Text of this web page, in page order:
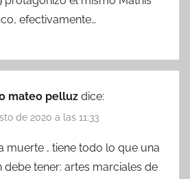
efectivamente…
mateo pelluz dice:
de 2020 a las 11:33
muerte , tiene todo lo que una
debe tener: artes marciales de